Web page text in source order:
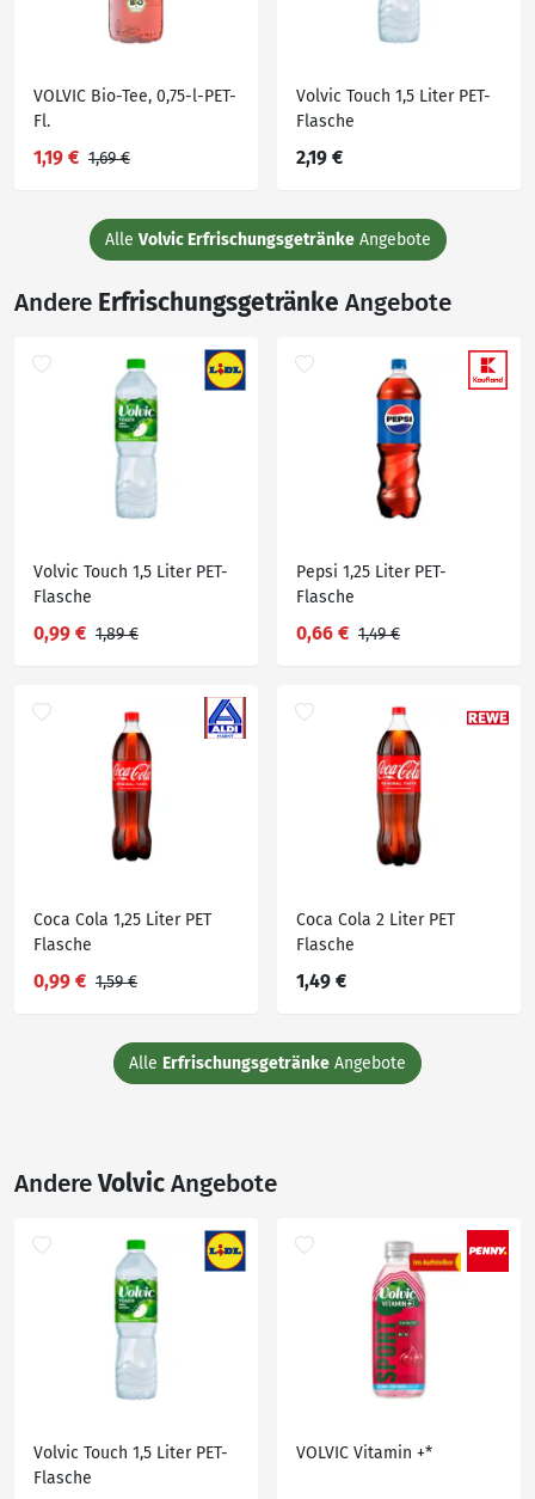
VOLVIC Bio-Tee, 0,75-l-PET-
Fl.
1,19 € 1,69 €
Volvic Touch 1,5 Liter PET-
Flasche
2,19 €
Alle Volvic ErfrischungsgetränkeAngebote
Andere Erfrischungsgetränke Angebote
Volvic Touch 1,5 Liter PET-
Flasche
0,99 € 1,89 €
Pepsi 1,25 Liter PET-
Flasche
0,66 € 1,49 €
Coca Cola 1,25 Liter PET
Flasche
0,99 € 1,59 €
Coca Cola 2 Liter PET
Flasche
1,49 €
Alle Erfrischungsgetränke Angebote
AndereVolvic Angebote
Volvic Touch 1,5 Liter PET-
Flasche
VOLVIC Vitamin +*